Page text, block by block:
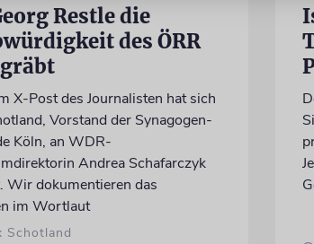
Restle die
des ÖRR
X-Post des Journalisten hat sich
Vorstand der Synagogen-
Köln, an WDR-
Andrea Schafarczyk
Wir dokumentieren das
im Wortlaut
Schotland